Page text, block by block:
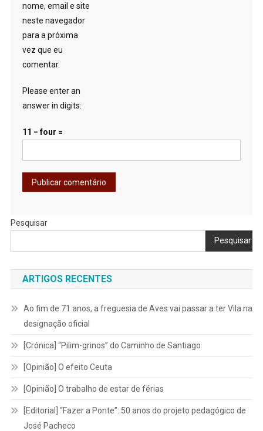
nome, email e site
neste navegador
para a próxima
vez que eu
comentar.
Please enter an
answer in digits:
11 − four =
Pesquisar
Pesquisar
ARTIGOS RECENTES
Ao fim de 71 anos, a freguesia de Aves vai passar a ter Vila na
designação oficial
[Crónica] “Pilim-grinos” do Caminho de Santiago
[Opinião] O efeito Ceuta
[Opinião] O trabalho de estar de férias
[Editorial] “Fazer a Ponte”: 50 anos do projeto pedagógico de
José Pacheco